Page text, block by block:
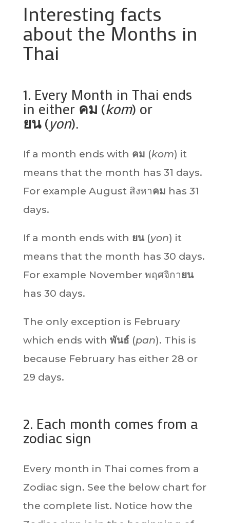
Interesting facts
about the Months in
Thai
1. Every Month in Thai ends
in either คม (kom) or
ยน(yon).
If a month ends with คม (kom) it
means that the month has 31 days.
For example August สิงหาคม has 31
days.
If a month ends with ยน(yon) it
means that the month has 30 days.
For example November พฤศจิกายน
has 30 days.
The only exception is February
which ends with พันธ์ (pan). This is
because February has either 28 or
29 days.
2. Each month comes from a
zodiac sign
Every month in Thai comes from a
Zodiac sign. See the below chart for
the complete list. Notice how the